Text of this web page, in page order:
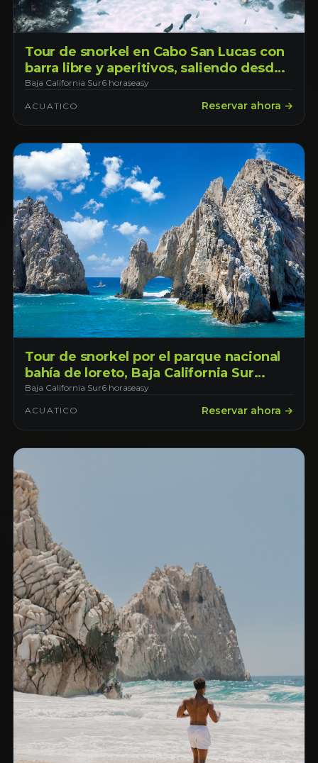
Tour de snorkel en Cabo San Lucas con
barra libre y aperitivos, saliendo desde
la marina de Cabo San Lucas
Baja California Sur6 horaseasy
ACUATICO Reservar ahora →
Tour de snorkel por el parque nacional
bahía de loreto, Baja California Sur
saliendo desde la ciudad de Loreto
Baja California Sur6 horaseasy
ACUATICO Reservar ahora →